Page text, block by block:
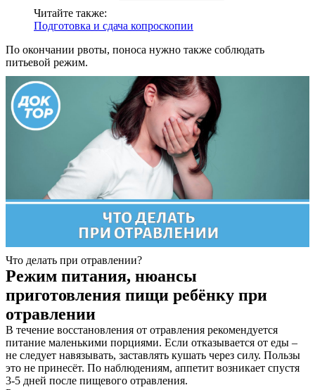
Читайте также:
Подготовка и сдача копроскопии
По окончании рвоты, поноса нужно также соблюдать
питьевой режим.
Что делать при отравлении?
Режим питания, нюансы
приготовления пищи ребёнку при
отравлении
В течение восстановления от отравления рекомендуется
питание маленькими порциями. Если отказывается от еды –
не следует навязывать, заставлять кушать через силу. Пользы
это не принесёт. По наблюдениям, аппетит возникает спустя
3-5 дней после пищевого отравления.